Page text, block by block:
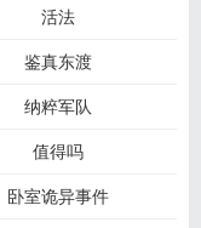
活法
鉴真东渡
纳粹军队
值得吗
卧室诡异事件